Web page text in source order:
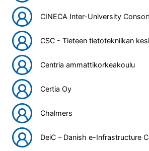
CINECA Inter-University
CSC - Tieteen tietotekniikan
Centria ammattikorkeakoulu
Certia Oy
Chalmers
DeiC – Danish e-Infrastructure